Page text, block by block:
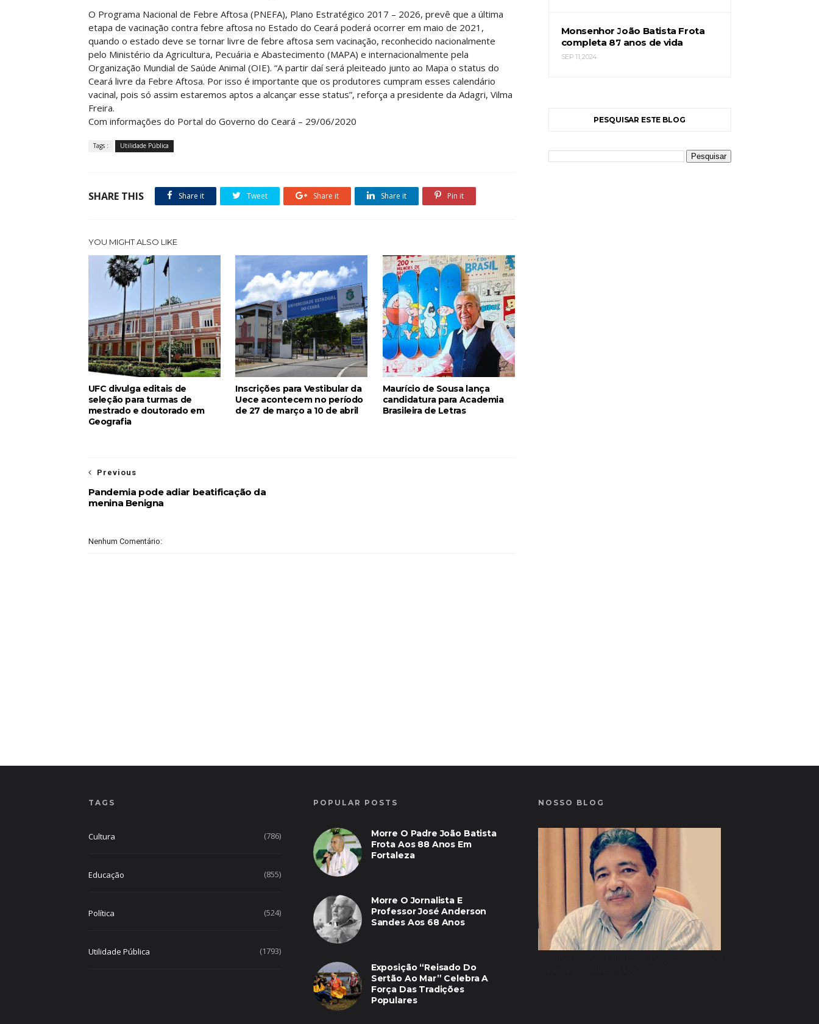
O Programa Nacional de Febre Aftosa (PNEFA), Plano Estratégico 2017 – 2026, prevê que a última
etapa de vacinação contra febre aftosa no Estado do Ceará poderá ocorrer em maio de 2021,
quando o estado deve se tornar livre de febre aftosa sem vacinação, reconhecido nacionalmente
pelo Ministério da Agricultura, Pecuária e Abastecimento (MAPA) e internacionalmente pela
Organização Mundial de Saúde Animal (OIE). “A partir daí será pleiteado junto ao Mapa o status do
Ceará livre da Febre Aftosa. Por isso é importante que os produtores cumpram esses calendário
vacinal, pois só assim estaremos aptos a alcançar esse status”, reforça a presidente da Adagri, Vilma
Freira.
Com informações do Portal do Governo do Ceará – 29/06/2020
Tags : Utilidade Pública
SHARE THIS Share it Tweet Share it Share it Pin it
YOU MIGHT ALSO LIKE
UFC divulga editais de
seleção para turmas de
mestrado e doutorado em
Geografia
Inscrições para Vestibular da
Uece acontecem no período
de 27 de março a 10 de abril
Maurício de Sousa lança
candidatura para Academia
Brasileira de Letras
Previous
Pandemia pode adiar beatificação da
menina Benigna
Nenhum Comentário:
Monsenhor João Batista Frota
completa 87 anos de vida
SEP 11, 2024
PESQUISAR ESTE BLOG
TAGS
Cultura (786)
Educação (855)
Política (524)
Utilidade Pública (1793)
POPULAR POSTS
Morre O Padre João Batista
Frota Aos 88 Anos Em
Fortaleza
Morre O Jornalista E
Professor José Anderson
Sandes Aos 68 Anos
Exposição “Reisado Do
Sertão Ao Mar” Celebra A
Força Das Tradições
Populares
NOSSO BLOG